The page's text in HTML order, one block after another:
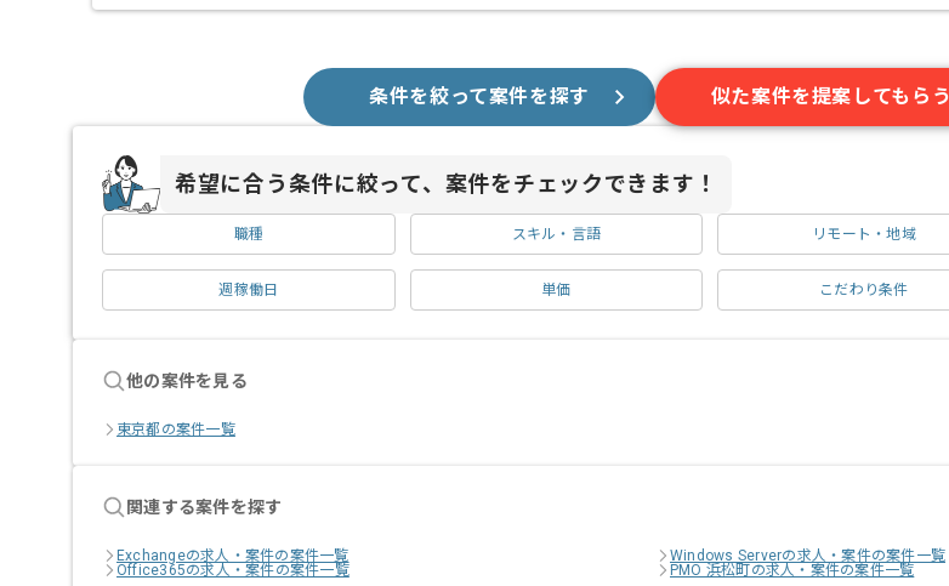
条件を絞って案件を探す 似た案件を提案してもらう
希望に合う条件に絞って、案件をチェックできます！
職種 スキル・言語 リモート・地域
週稼働日 単価 こだわり条件
他の案件を見る
東京都の案件一覧
関連する案件を探す
Exchangeの求人・案件の案件一覧
Windows Serverの求人・案件の案件一覧
Office365の求人・案件の案件一覧
PMO 浜松町の求人・案件の案件一覧